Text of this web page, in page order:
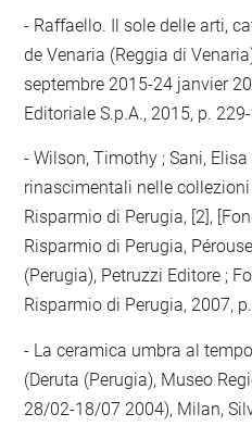
Raffaello. Il sole delle arti,
de Venaria (Reggia di
septembre 2015-24 janvier
Editoriale S.p.A., 2015, p.
Wilson, Timothy ; Sani,
rinascimentali nelle
Risparmio di Perugia, [2],
Risparmio di Perugia,
(Perugia), Petruzzi Editore ;
Risparmio di Perugia, 2007,
La ceramica umbra al
(Deruta (Perugia), Museo
28/02-18/07 2004), Milan,